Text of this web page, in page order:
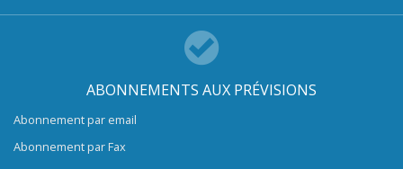
ABONNEMENTS AUX PRÉVISIONS
Abonnement par email
Abonnement par Fax